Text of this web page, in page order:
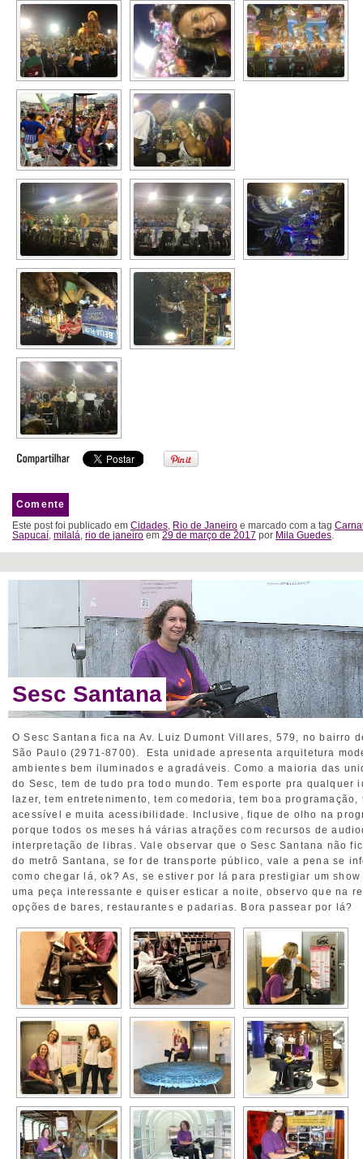
Comente
Este post foi publicado em Cidades, Rio de Janeiro e marcado com a tag
Sapucaí, milalá, rio de janeiro em 29 de março de 2017 por Mila Guedes.
Sesc Santana
O Sesc Santana fica na Av. Luiz Dumont Villares, 579, no bairro
São Paulo (2971-8700). Esta unidade apresenta arquitetura
ambientes bem iluminados e agradáveis. Como a maioria das
do Sesc, tem de tudo pra todo mundo. Tem esporte pra qualquer
lazer, tem entretenimento, tem comedoria, tem boa programação,
acessível e muita acessibilidade. Inclusive, fique de olho na
porque todos os meses há várias atrações com recursos de
interpretação de libras. Vale observar que o Sesc Santana não
do metrô Santana, se for de transporte público, vale a pena se
como chegar lá, ok? As, se estiver por lá para prestigiar um
uma peça interessante e quiser esticar a noite, observo que na
opções de bares, restaurantes e padarias. Bora passear por lá?